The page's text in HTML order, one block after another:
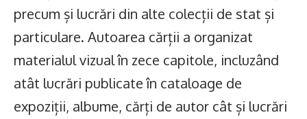
precum și lucrări din alte colecții de stat și
particulare. Autoarea cărții a organizat
materialul vizual în zece capitole, incluzând
atât lucrări publicate în cataloage de
expoziții, albume, cărți de autor cât și lucrări